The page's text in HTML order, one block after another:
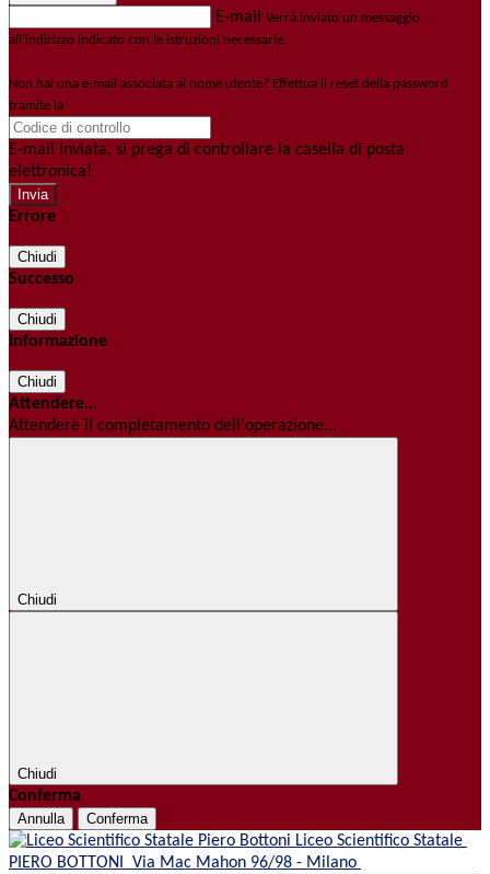
E-mail Verrà inviato un messaggio
all'indirizzo indicato con le istruzioni necessarie.
Non hai una e-mail associata al nome utente? Effettua il reset della password
tramite la
E-mail inviata, si prega di controllare la casella di posta
elettronica!
Errore
Chiudi
Successo
Chiudi
Informazione
Chiudi
Attendere...
Attendere il completamento dell'operazione...
Chiudi
Chiudi
Conferma
Annulla Conferma
Liceo Scientifico Statale
PIERO BOTTONI Via Mac Mahon 96/98 - Milano